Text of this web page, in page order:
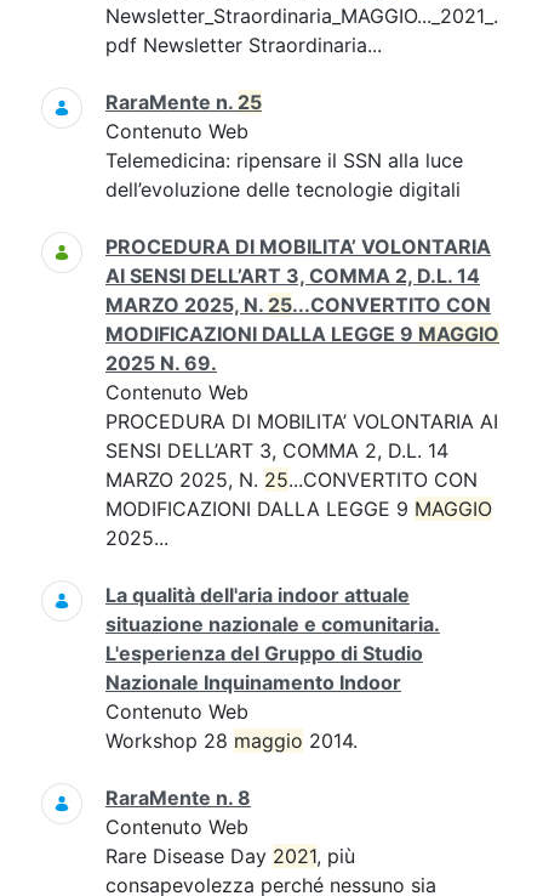
Newsletter_Straordinaria_MAGGIO..._2021_.
pdf Newsletter Straordinaria...
RaraMente n. 25
Contenuto Web
Telemedicina: ripensare il SSN alla luce
dell’evoluzione delle tecnologie digitali
PROCEDURA DI MOBILITA’ VOLONTARIA
AI SENSI DELL’ART 3, COMMA 2, D.L. 14
MARZO 2025, N. 25...CONVERTITO CON
MODIFICAZIONI DALLA LEGGE 9 MAGGIO
2025 N. 69.
Contenuto Web
PROCEDURA DI MOBILITA’ VOLONTARIA AI
SENSI DELL’ART 3, COMMA 2, D.L. 14
MARZO 2025, N. 25...CONVERTITO CON
MODIFICAZIONI DALLA LEGGE 9 MAGGIO
2025...
La qualità dell'aria indoor attuale
situazione nazionale e comunitaria.
L'esperienza del Gruppo di Studio
Nazionale Inquinamento Indoor
Contenuto Web
Workshop 28 maggio 2014.
RaraMente n. 8
Contenuto Web
Rare Disease Day 2021, più
consapevolezza perché nessuno sia